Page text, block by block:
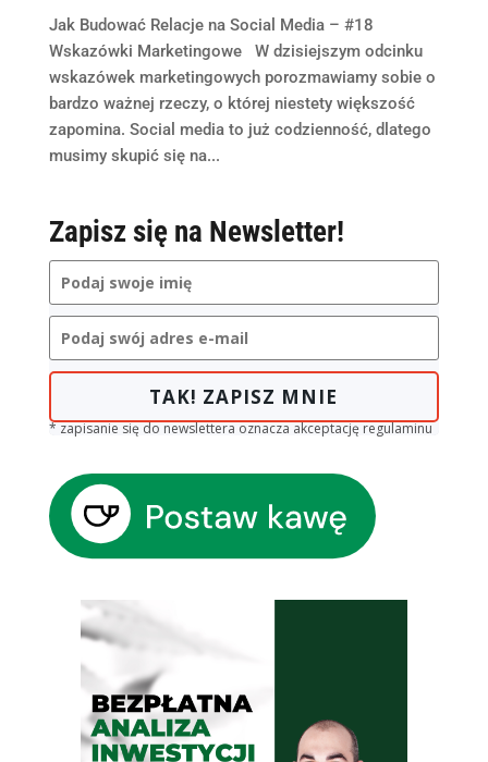
Jak Budować Relacje na Social Media – #18
Wskazówki Marketingowe W dzisiejszym odcinku
wskazówek marketingowych porozmawiamy sobie o
bardzo ważnej rzeczy, o której niestety większość
zapomina. Social media to już codzienność, dlatego
musimy skupić się na...
Zapisz się na Newsletter!
TAK! ZAPISZ MNIE
* zapisanie się do newslettera oznacza akceptację regulaminu